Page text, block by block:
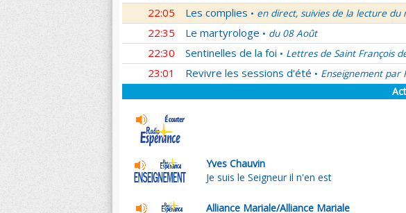
22:05 Les complies • en direct, suivies de la lecture du
22:35 Le martyrologe • du 08 Août
22:30 Sentinelles de la foi • Lettres de Saint François
23:01 Revivre les sessions d'été • Enseignement par
Yves Chauvin
Je suis le Seigneur il n'en est
Alliance Mariale/Alliance Mariale